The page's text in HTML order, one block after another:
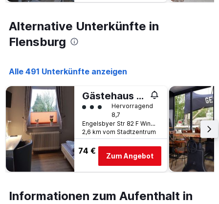
Alternative Unterkünfte in
Flensburg
Alle 491 Unterkünfte anzeigen
Gästehaus Flensburg Engelsby
Bewertungskategorie 3
Hervorragend
8,7
Engelsbyer Str 82 F Windloch, Flensburg, Schleswig-Holstein, Deutschland
2,6 km vom Stadtzentrum
74 €
Zum Angebot
Informationen zum Aufenthalt in